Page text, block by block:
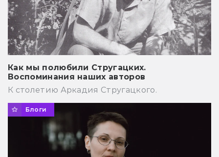
Как мы полюбили Стругацких.
Воспоминания наших авторов
К столетию Аркадия Стругацкого.
Блоги